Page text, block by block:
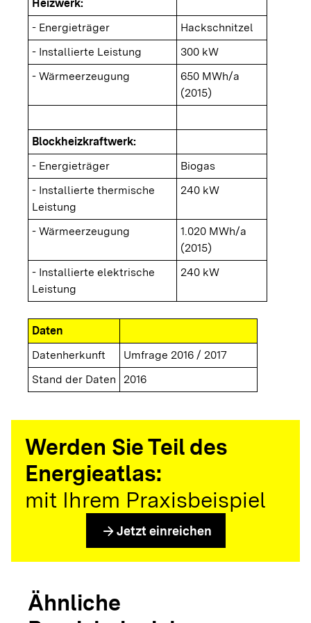
Heizwerk:
- Energieträger
Hackschnitzel
- Installierte Leistung
300 kW
- Wärmeerzeugung
650 MWh/a
(2015)
Blockheizkraftwerk:
- Energieträger
Biogas
- Installierte thermische
Leistung
240 kW
- Wärmeerzeugung
1.020 MWh/a
(2015)
- Installierte elektrische
Leistung
240 kW
Daten
Datenherkunft
Umfrage 2016 / 2017
Stand der Daten
2016
Werden Sie Teil des
Energieatlas:
mit Ihrem Praxisbeispiel
arrow_forward Jetzt einreichen
Ähnliche